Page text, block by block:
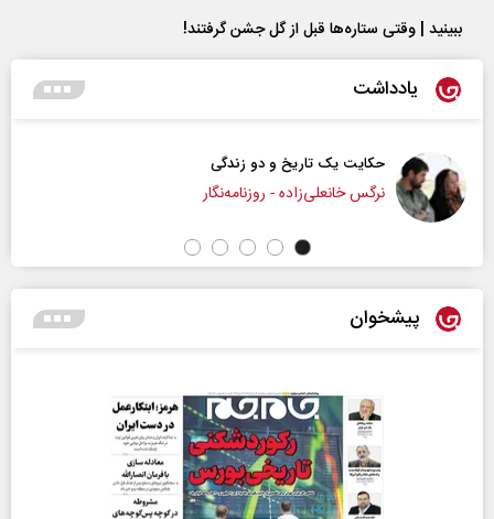
ببینید | وقتی ستاره‌ها قبل از گل جشن گرفتند!
یادداشت
حکایت یک تاریخ و دو زندگی
نرگس خانعلی‌زاده - روزنامه‌نگار
پیشخوان